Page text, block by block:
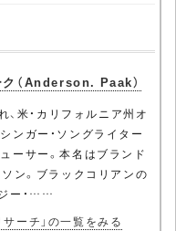
ク（Anderson. Paak）
米・カリフォルニア州オ
ンガー・ソングライター
ーサー。本名はブランド
ソン。ブラックコリアンの
ー・……
ーチ」の一覧をみる